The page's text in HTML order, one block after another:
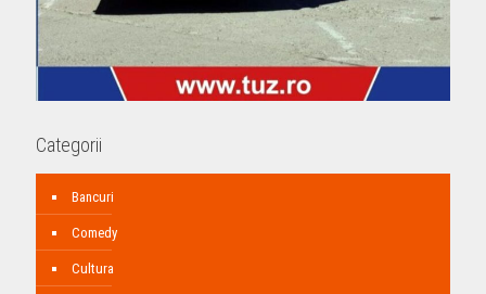
Categorii
Bancuri
Comedy
Cultura